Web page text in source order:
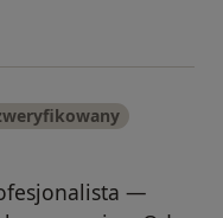
—